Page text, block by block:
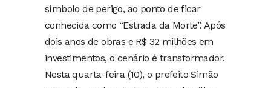
símbolo de perigo, ao ponto de ficar
conhecida como “Estrada da Morte”. Após
dois anos de obras e R$ 32 milhões em
investimentos, o cenário é transformador.
Nesta quarta-feira (10), o prefeito Simão